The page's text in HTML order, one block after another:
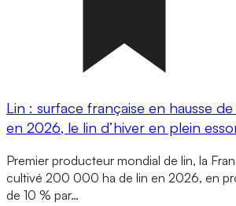
Lin : surface française en hausse
en 2026, le lin d’hiver en plein
Premier producteur mondial de lin, la
cultivé 200 000 ha de lin en 2026, en
de 10 % par…